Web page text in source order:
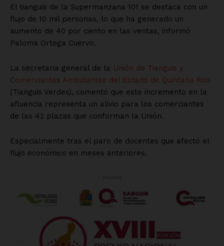
El tianguis de la Supermanzana 101 se destaca con un
flujo de 10 mil personas, lo que ha generado un
aumento de 40 por ciento en las ventas, informó
Paloma Ortega Cuervo.
La secretaria general de la Unión de Tianguis y
Comerciantes Ambulantes del Estado de Quintana Roo
(Tianguis Verdes), comentó que este incremento en la
afluencia representa un alivio para los comerciantes
de las 42 plazas que conforman la Unión.
Especialmente tras el paro de docentes que afectó el
flujo económico en meses anteriores.